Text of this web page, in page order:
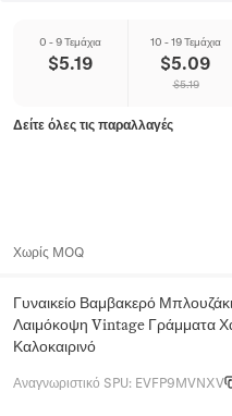
0 - 9 Τεμάχια
$5.19
10 - 19 Τεμάχια
$5.09
$5.19
Δείτε όλες τις παραλλαγές
Χωρίς MOQ
Γυναικείο Βαμβακερό
Λαιμόκοψη Vintage Γράμματα
Καλοκαιρινό
Αναγνωριστικό SPU: EVFP9MVNXV